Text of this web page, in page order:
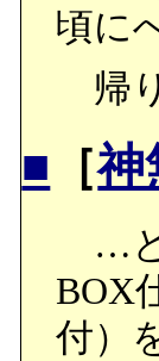
頃に
帰
■ ［神
…と
BOX
付）